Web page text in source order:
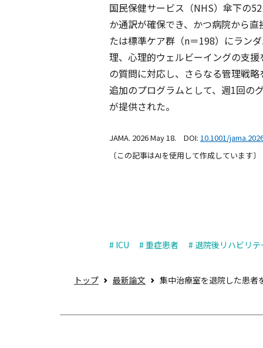
国民保健サービス（NHS）傘下の
か通訳が確保でき、かつ病院から
たは標準ケア群（n＝198）にラン
理、心理的ウェルビーイングの支
の質問に対応し、さらなる管理戦
追加のプログラムとして、週1回の
が提供された。
JAMA. 2026 May 18. DOI: 10.1001/
〔この記事はAIを使用して作成しています〕
# ICU # 重症患者 # 退院後リハビリ
トップ 最新論文 集中治療室を退院した患者